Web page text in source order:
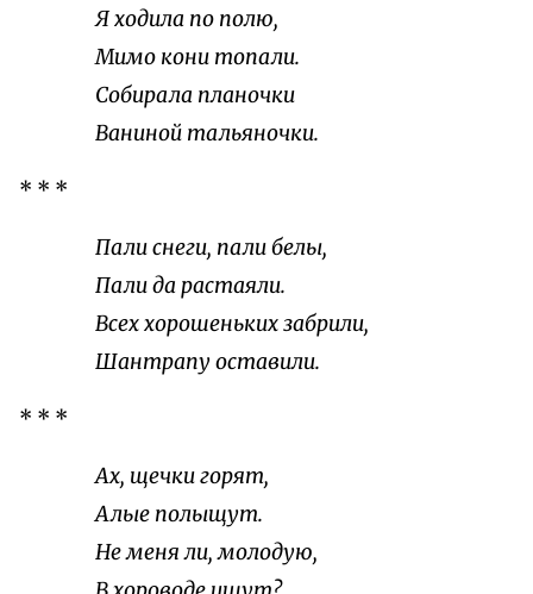
Я ходила по полю,
Мимо кони топали.
Собирала планочки
Ваниной тальяночки.
* * *
Пали снеги, пали белы,
Пали да растаяли.
Всех хорошеньких забрили,
Шантрапу оставили.
* * *
Ах, щечки горят,
Алые полыщут.
Не меня ли, молодую,